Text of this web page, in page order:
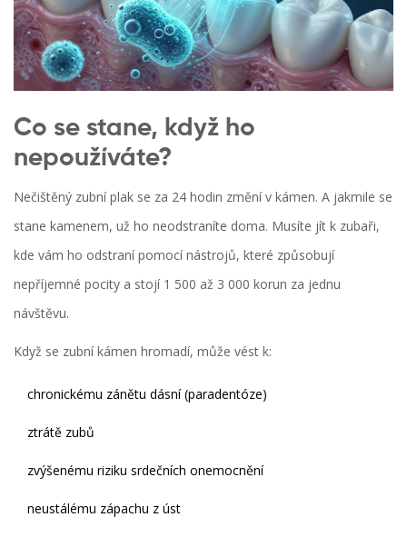
Co se stane, když ho
nepoužíváte?
Nečištěný zubní plak se za 24 hodin změní v kámen. A jakmile se
stane kamenem, už ho neodstraníte doma. Musíte jít k zubaři,
kde vám ho odstraní pomocí nástrojů, které způsobují
nepříjemné pocity a stojí 1 500 až 3 000 korun za jednu
návštěvu.
Když se zubní kámen hromadí, může vést k:
chronickému zánětu dásní (paradentóze)
ztrátě zubů
zvýšenému riziku srdečních onemocnění
neustálému zápachu z úst